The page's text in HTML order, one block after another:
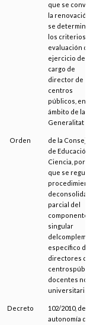
que se convoca
la renovación y
se determinan
los criterios de
evaluación del
ejercicio del
cargo de
director de
centros
públicos, en el
ámbito de la
Generalitat
Orden
de la Consejería
de Educación y
Ciencia, por la
que se regula el
procedimiento
deconsolidación
parcial del
componente
singular
delcomplemento
específico de los
directores de
centrospúblicos
docentes no
universitarios
Decreto
102/2010, de
autonomía de los